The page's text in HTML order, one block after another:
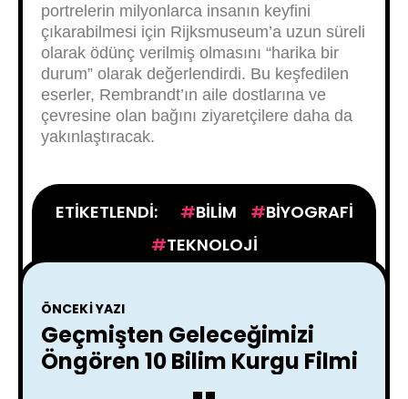
portrelerin milyonlarca insanın keyfini
çıkarabilmesi için Rijksmuseum’a uzun süreli
olarak ödünç verilmiş olmasını “harika bir
durum” olarak değerlendirdi. Bu keşfedilen
eserler, Rembrandt’ın aile dostlarına ve
çevresine olan bağını ziyaretçilere daha da
yakınlaştıracak.
ETIKETLENDI: BILIM
BIYOGRAFI
TEKNOLOJI
ÖNCEKI YAZI
Geçmişten Geleceğimizi
Öngören 10 Bilim Kurgu Filmi